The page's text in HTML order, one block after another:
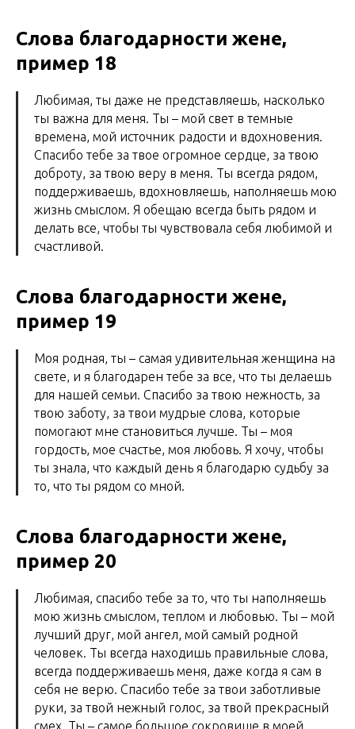
Слова благодарности жене,
пример 18
Любимая, ты даже не представляешь, насколько
ты важна для меня. Ты – мой свет в темные
времена, мой источник радости и вдохновения.
Спасибо тебе за твое огромное сердце, за твою
доброту, за твою веру в меня. Ты всегда рядом,
поддерживаешь, вдохновляешь, наполняешь мою
жизнь смыслом. Я обещаю всегда быть рядом и
делать все, чтобы ты чувствовала себя любимой и
счастливой.
Слова благодарности жене,
пример 19
Моя родная, ты – самая удивительная женщина на
свете, и я благодарен тебе за все, что ты делаешь
для нашей семьи. Спасибо за твою нежность, за
твою заботу, за твои мудрые слова, которые
помогают мне становиться лучше. Ты – моя
гордость, мое счастье, моя любовь. Я хочу, чтобы
ты знала, что каждый день я благодарю судьбу за
то, что ты рядом со мной.
Слова благодарности жене,
пример 20
Любимая, спасибо тебе за то, что ты наполняешь
мою жизнь смыслом, теплом и любовью. Ты – мой
лучший друг, мой ангел, мой самый родной
человек. Ты всегда находишь правильные слова,
всегда поддерживаешь меня, даже когда я сам в
себя не верю. Спасибо тебе за твои заботливые
руки, за твой нежный голос, за твой прекрасный
смех. Ты – самое большое сокровище в моей